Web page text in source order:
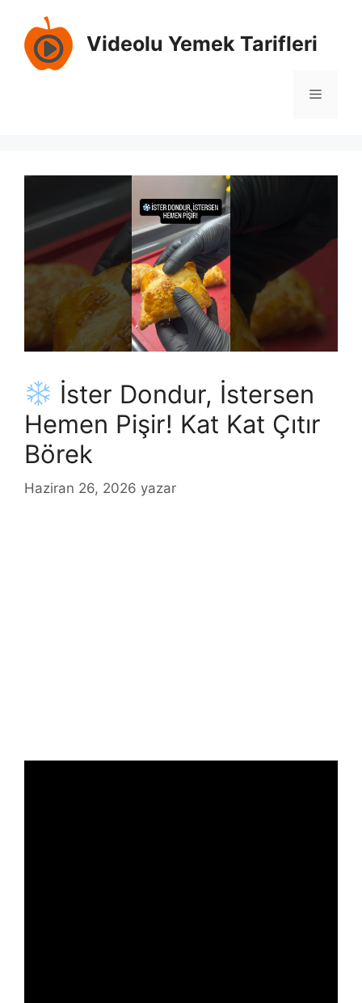
Videolu Yemek Tarifleri
Menü
İster Dondur, İstersen
Hemen Pişir! Kat Kat Çıtır
Börek
Haziran 26, 2026 yazar